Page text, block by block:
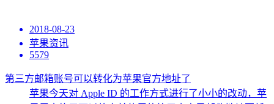
2018-08-23
苹果资讯
5579
第三方邮箱账号可以转化为苹果官方地址了
苹果今天对 Apple ID 的工作方式进行了小小的改动，苹